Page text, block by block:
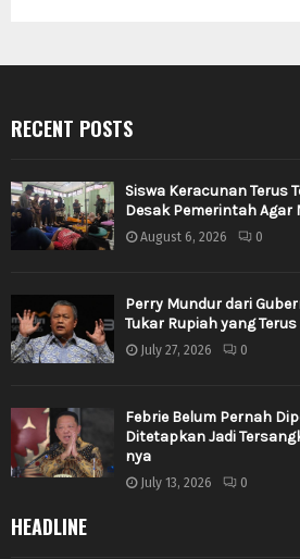
RECENT POSTS
Siswa Keracunan Terus
Desak Pemerintah Agar
August 6, 2026 0
Perry Mundur dari
Tukar Rupiah yang
July 27, 2026 0
Febrie Belum Pernah
Ditetapkan Jadi
nya
July 13, 2026 0
HEADLINE